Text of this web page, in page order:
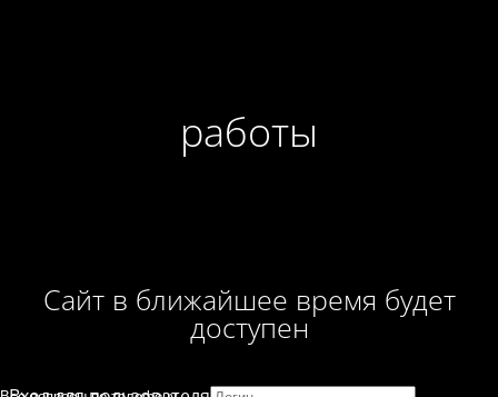
работы
Сайт в ближайшее время будет
доступен